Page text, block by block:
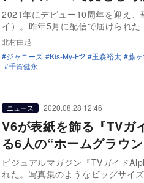
2021年にデビュー10周年を迎え
イ）。昨年5月に配信で届けられ
北村由起
ジャニーズ
Kis-My-Ft2 玉森裕太 藤
千賀健永
ニュース 2020.08.28 12:46
V6が表紙を飾る『TV
る6人の“ホームグラウ
ビジュアルマガジン『TVガイド
れた。写真集のようなビッグサイ